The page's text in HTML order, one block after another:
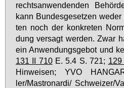
rechts­an­wen­den­den
kann Bun­des­ge­set­zen
ten noch der kon­kre­ten
dung ver­sagt wer­den. Zwar
ein An­wen­dungs­ge­bot und
131 II 710E. 5.4 S. 721; 129
Hin­wei­sen; YVO
ler/Mastro­nar­di/ Schwei­zer/